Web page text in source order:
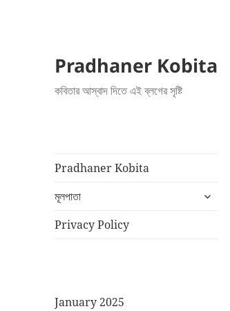
Pradhaner Kobita
কবিতার আস্বাদ দিতে এই ব্লগের সৃষ্টি
Pradhaner Kobita
মূলপাতা
expand
Privacy Policy
January 2025